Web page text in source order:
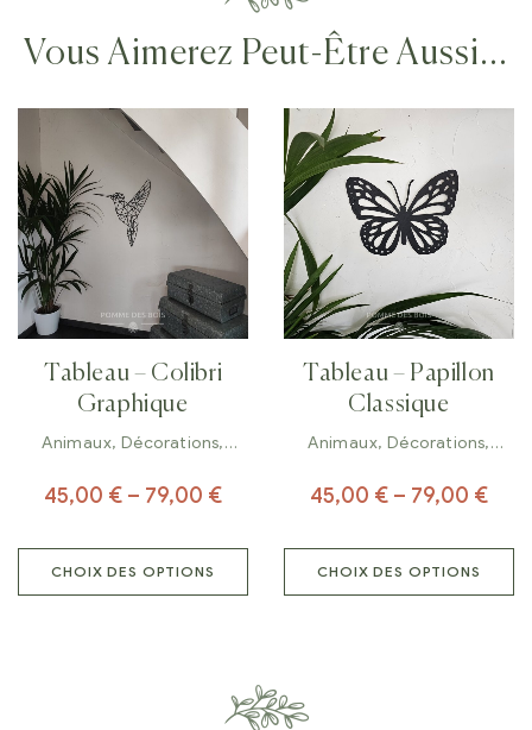
Vous Aimerez Peut-Être Aussi…
Tableau – Colibri
Graphique
Animaux, Décorations,
45,00 € – 79,00 €
CHOIX DES OPTIONS
Tableau – Papillon
Classique
Animaux, Décorations,
45,00 € – 79,00 €
CHOIX DES OPTIONS